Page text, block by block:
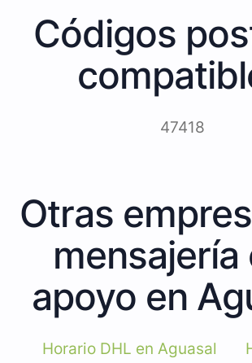
Códigos
47418
Otras
mensajería
apoyo en
Horario DHL en Aguasal